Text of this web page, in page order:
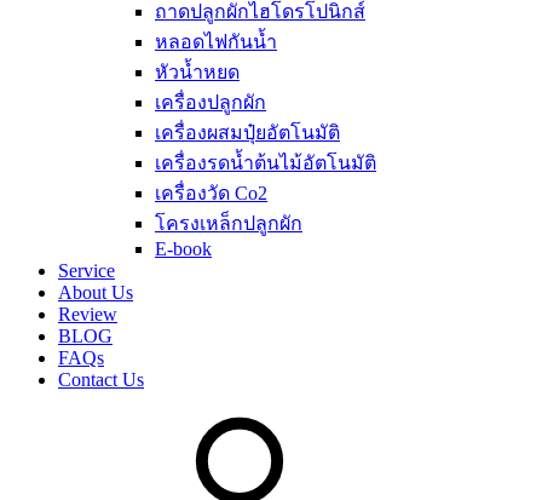
ถาดปลูกผักไฮโดรโปนิกส์
หลอดไฟกันน้ำ
หัวน้ำหยด
เครื่องปลูกผัก
เครื่องผสมปุ๋ยอัตโนมัติ
เครื่องรดน้ำต้นไม้อัตโนมัติ
เครื่องวัด Co2
โครงเหล็กปลูกผัก
E-book
Service
About Us
Review
BLOG
FAQs
Contact Us